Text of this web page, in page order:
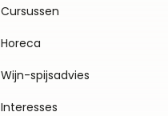
Cursussen
Horeca
Wijn-spijsadvies
Interesses